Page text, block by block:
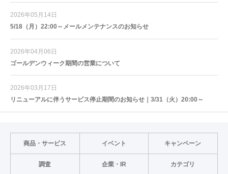
2026年05月14日
5/18（月）22:00～メールメンテナンスのお知らせ
2026年04月06日
ゴールデンウィーク期間の営業について
2026年03月17日
リニューアルに伴うサービス停止期間のお知らせ｜3/31（火）20:00～
商品・サービス イベント キャンペーン
調査 企業・IR カテゴリ